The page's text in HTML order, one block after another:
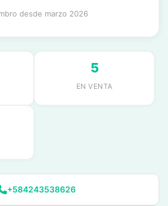
desde marzo 2026
5
EN VENTA
+584243538626